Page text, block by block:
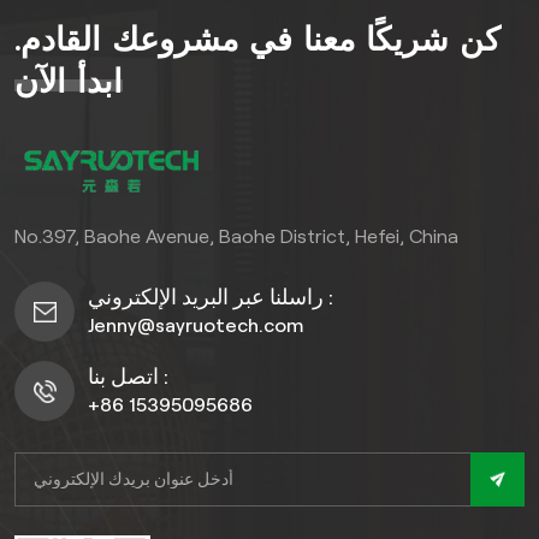
والفطريات والتآكل اليومي مع
الحد الأدنى من الصيانة، مما
يجعله مثاليًا للتجديدات السكنية
كن شريكًا معنا في مشروعك القادم.
ابدأ الآن
No.397, Baohe Avenue, Baohe District, Hefei, China
راسلنا عبر البريد الإلكتروني :
Jenny@sayruotech.com
اتصل بنا :
+86 15395095686